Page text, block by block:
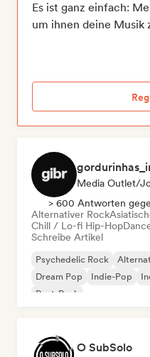
Es ist ganz einfach:
um ihnen deine Musik
Media Outlet/
> 600 Antworten
Alternativer Rock
Chill / Lo-fi Hip-Hop
Schreibe Artikel
Psychedelic Rock
Dream Pop
Indie-Pop
Post-Punk
O SubSolo